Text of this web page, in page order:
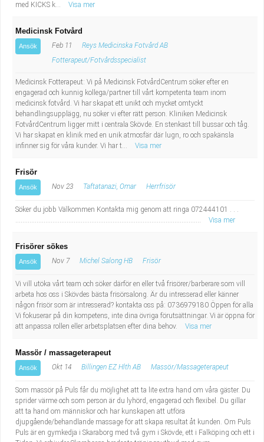
med KICKS k...
Visa mer
Medicinsk Fotvård
Ansök Feb 11
Reys Medicinska Fotvård AB
Fotterapeut/Fotvårdsspecialist
Medicinsk Fotterapeut: Vi på Medicinsk FotvårdCentrum söker efter en
engagerad och kunnig kollega/partner till vårt kompetenta team inom
medicinsk fotvård. Vi har skapat ett unikt och mycket omtyckt
behandlingsupplägg, nu söker vi efter rätt person. Kliniken Medicinsk
FotvårdCentrum ligger mitt i centrala Skövde. En stenkast till bussar och tåg.
Vi har skapat en klinik med en unik atmosfär där lugn, ro och spakänsla
infinner sig för våra kunder. Vi har t...
Visa mer
Frisör
Ansök Nov 23 Taftatanazi, Omar Herrfrisör
Söker du jobb Välkommen Kontakta mig genom att ringa 072444101 . . .
.........................................................................................................
Visa mer
Frisörer sökes
Ansök Nov 7 Michel Salong HB Frisör
Vi vill utöka vårt team och söker därför en eller två frisörer/barberare som vill
arbeta hos oss i Skövdes bästa frisörsalong. Är du intresserad eller känner
någon frisör som är intresserad? kontakta oss på: 0736979180 Öppen för alla
Vi fokuserar på din kompetens, inte dina övriga förutsättningar. Vi är öppna för
att anpassa rollen eller arbetsplatsen efter dina behov.
Visa mer
Massör / massageterapeut
Ansök Okt 14 Billingen EZ Hlth AB Massör/Massageterapeut
Som massör på Puls får du möjlighet att ta lite extra hand om våra gäster. Du
sprider värme och som person är du lyhörd, engagerad och flexibel. Du gillar
att ta hand om människor och har kunskapen att utföra
djupgående/behandlande massage för att skapa resultat åt kunden. Om Puls
Puls är en gymkedja i Skaraborg med två gym i Skövde, ett i Falköping och ett i